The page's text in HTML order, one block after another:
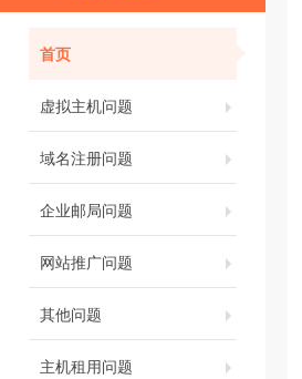
首页
虚拟主机问题
域名注册问题
企业邮局问题
网站推广问题
其他问题
主机租用问题